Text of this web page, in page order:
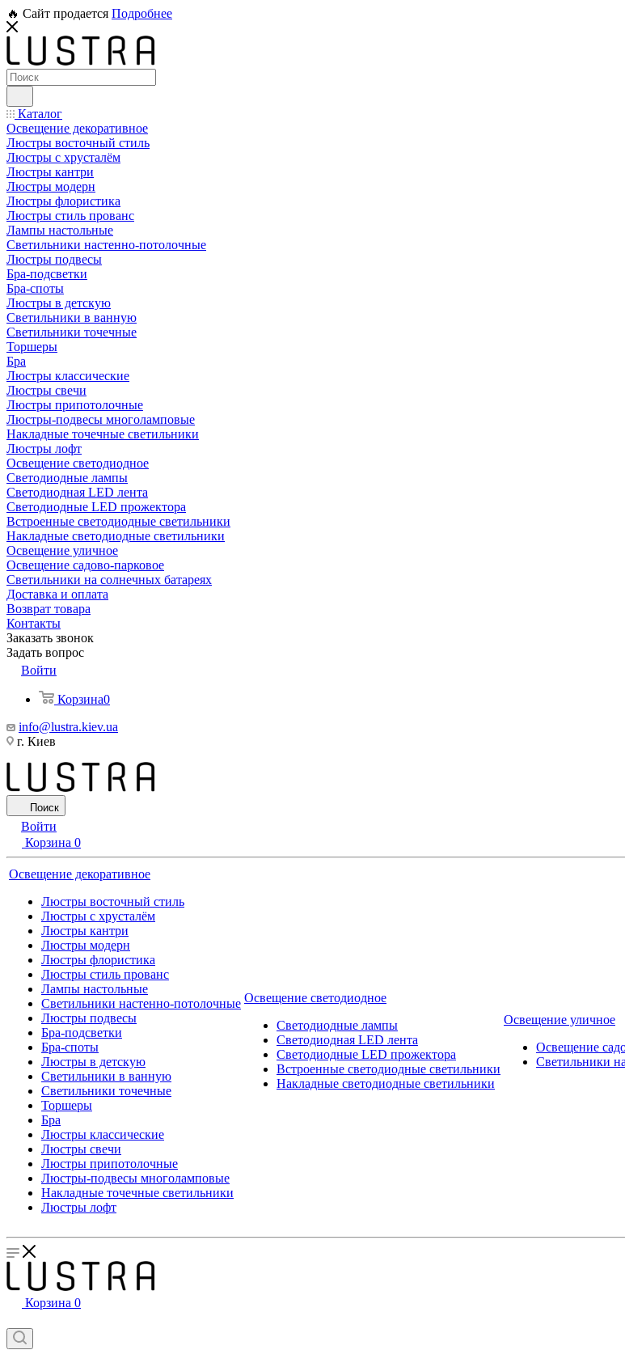
🔥 Сайт продается Подробнее
Каталог
Освещение декоративное
Люстры восточный стиль
Люстры с хрусталём
Люстры кантри
Люстры модерн
Люстры флористика
Люстры стиль прованс
Лампы настольные
Светильники настенно-потолочные
Люстры подвесы
Бра-подсветки
Бра-споты
Люстры в детскую
Светильники в ванную
Светильники точечные
Торшеры
Бра
Люстры классические
Люстры свечи
Люстры припотолочные
Люстры-подвесы многоламповые
Накладные точечные светильники
Люстры лофт
Освещение светодиодное
Светодиодные лампы
Светодиодная LED лента
Светодиодные LED прожектора
Встроенные светодиодные светильники
Накладные светодиодные светильники
Освещение уличное
Освещение садово-парковое
Светильники на солнечных батареях
Доставка и оплата
Возврат товара
Контакты
Заказать звонок
Задать вопрос
Войти
Корзина0
info@lustra.kiev.ua
г. Киев
Поиск
Войти
Корзина 0
Освещение декоративное
Люстры восточный стиль
Люстры с хрусталём
Люстры кантри
Люстры модерн
Люстры флористика
Люстры стиль прованс
Лампы настольные
Светильники настенно-потолочные
Люстры подвесы
Бра-подсветки
Бра-споты
Люстры в детскую
Светильники в ванную
Светильники точечные
Торшеры
Бра
Люстры классические
Люстры свечи
Люстры припотолочные
Люстры-подвесы многоламповые
Накладные точечные светильники
Люстры лофт
Освещение светодиодное
Светодиодные лампы
Светодиодная LED лента
Светодиодные LED прожектора
Встроенные светодиодные светильники
Накладные светодиодные светильники
Освещение уличное
Освещение
Светильники
Корзина 0